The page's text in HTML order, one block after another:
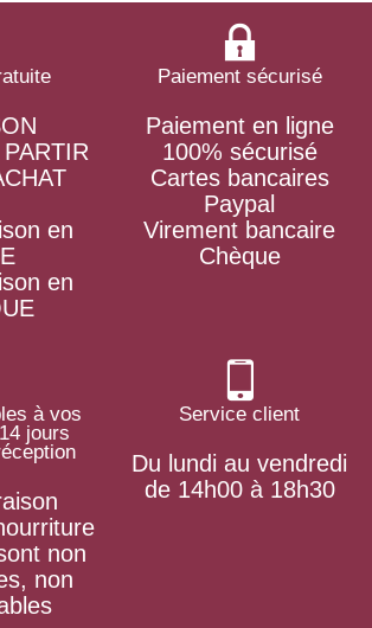
en
en
Paiement sécurisé
Paiement en ligne
100% sécurisé
Cartes bancaires
Paypal
Virement bancaire
Chèque
à vos
jours
non
non
Service client
Du lundi au vendredi
de 14h00 à 18h30